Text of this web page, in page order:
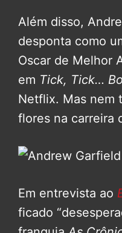
Além disso,
desponta como
Oscar de Melhor
em Tick, Tick…
Netflix. Mas nem
flores na carreira
Em entrevista ao
ficado